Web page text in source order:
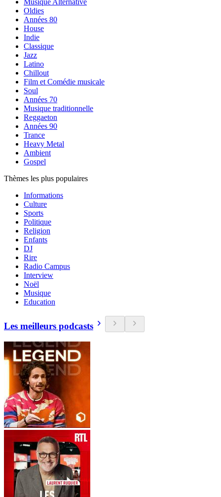
Musique Alternative
Oldies
Années 80
House
Indie
Classique
Jazz
Latino
Chillout
Film et Comédie musicale
Soul
Années 70
Musique traditionnelle
Reggaeton
Années 90
Trance
Heavy Metal
Ambient
Gospel
Thèmes les plus populaires
Informations
Culture
Sports
Politique
Religion
Enfants
DJ
Rire
Radio Campus
Interview
Noël
Musique
Education
Les meilleurs podcasts